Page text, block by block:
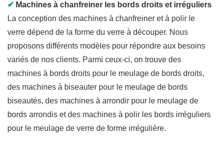
✔ Machines à chanfreiner les bords droits et irréguliers
La conception des machines à chanfreiner et à polir le
verre dépend de la forme du verre à découper. Nous
proposons différents modèles pour répondre aux besoins
variés de nos clients. Parmi ceux-ci, on trouve des
machines à bords droits pour le meulage de bords droits,
des machines à biseauter pour le meulage de bords
biseautés, des machines à arrondir pour le meulage de
bords arrondis et des machines à polir les bords irréguliers
pour le meulage de verre de forme irrégulière.